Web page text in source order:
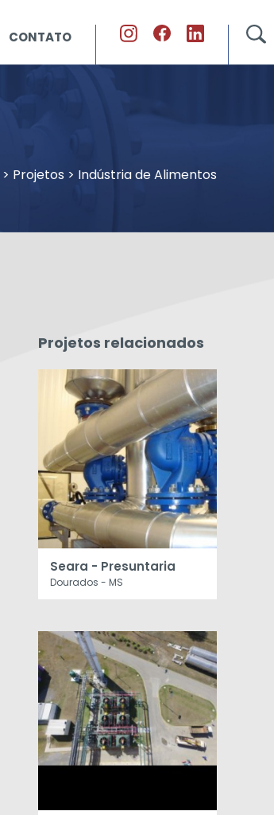
CONTATO
> Projetos > Indústria de Alimentos
Projetos relacionados
Seara - Presuntaria
Dourados - MS